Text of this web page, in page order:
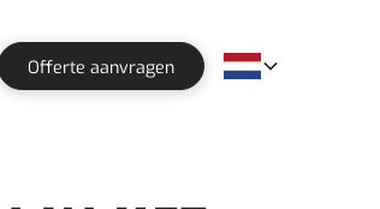
Offerte aanvragen